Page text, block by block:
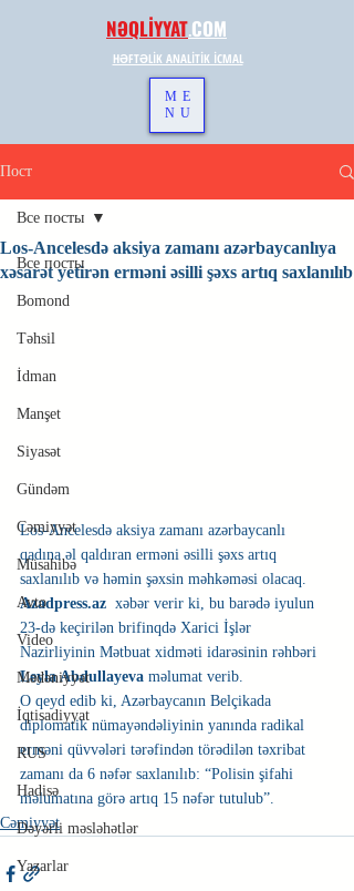
NƏQLİYYAT.COM
HƏFTƏLİK ANALİTİK İCMAL
ME
NU
Пост
Все посты
Bomond
Təhsil
İdman
Manşet
Siyasət
Gündəm
Cəmiyyət
Müsahibə
Avto
Video
Mədəniyyət
İqtisadiyyat
RUS
Hadisə
Dəyərli məsləhətlər
Yazarlar
Все посты
Los-Ancelesdə aksiya zamanı azərbaycanlıya
xəsarət yetirən erməni əsilli şəxs artıq saxlanılıb
Los-Ancelesdə aksiya zamanı azərbaycanlı
qadına əl qaldıran erməni əsilli şəxs artıq
saxlanılıb və həmin şəxsin məhkəməsi olacaq.
Azadpress.az
  xəbər verir ki, bu barədə iyulun
23-də keçirilən brifinqdə Xarici İşlər
Nazirliyinin Mətbuat xidməti idarəsinin rəhbəri
Leyla Abdullayeva məlumat verib.
O qeyd edib ki, Azərbaycanın Belçikada
diplomatik nümayəndəliyinin yanında radikal
erməni qüvvələri tərəfindən törədilən təxribat
zamanı da 6 nəfər saxlanılıb: “Polisin şifahi
məlumatına görə artıq 15 nəfər tutulub”.
Cəmiyyət